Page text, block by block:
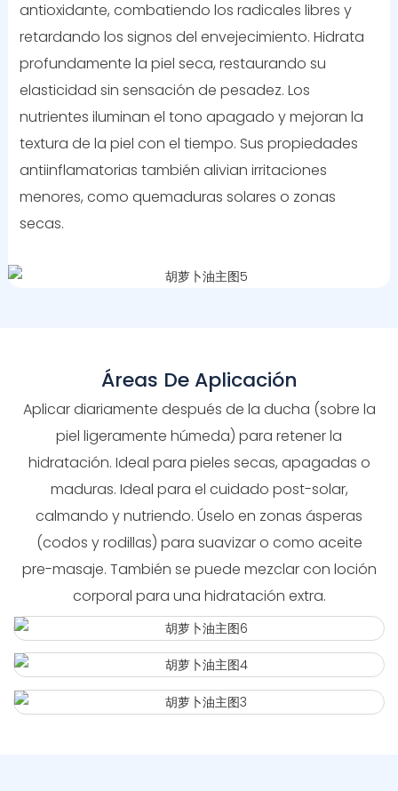
antioxidante, combatiendo los radicales libres y
retardando los signos del envejecimiento. Hidrata
profundamente la piel seca, restaurando su
elasticidad sin sensación de pesadez. Los
nutrientes iluminan el tono apagado y mejoran la
textura de la piel con el tiempo. Sus propiedades
antiinflamatorias también alivian irritaciones
menores, como quemaduras solares o zonas
secas.
Áreas De Aplicación
Aplicar diariamente después de la ducha (sobre la
piel ligeramente húmeda) para retener la
hidratación. Ideal para pieles secas, apagadas o
maduras. Ideal para el cuidado post-solar,
calmando y nutriendo. Úselo en zonas ásperas
(codos y rodillas) para suavizar o como aceite
pre-masaje. También se puede mezclar con loción
corporal para una hidratación extra.